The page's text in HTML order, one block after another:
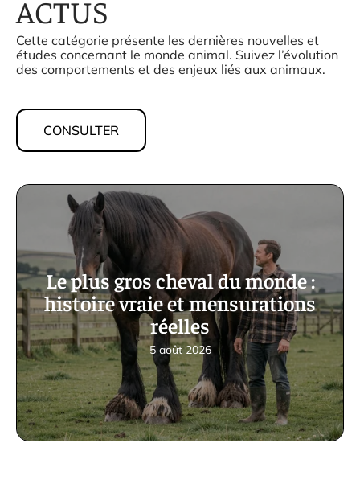
ACTUS
Cette catégorie présente les dernières nouvelles et
études concernant le monde animal. Suivez l’évolution
des comportements et des enjeux liés aux animaux.
CONSULTER
Le plus gros cheval du monde :
histoire vraie et mensurations
réelles
5 août 2026